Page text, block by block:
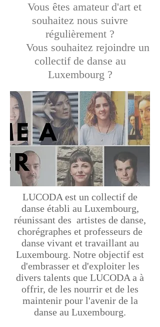
Vous êtes amateur d'art et
souhaitez nous suivre
régulièrement ?
Vous souhaitez rejoindre un
collectif de danse au
Luxembourg ?
LUCODA est un collectif de
danse établi au Luxembourg,
réunissant des artistes de danse,
chorégraphes et professeurs de
danse vivant et travaillant au
Luxembourg. Notre objectif est
d'embrasser et d'exploiter les
divers talents que LUCODA a à
offrir, de les nourrir et de les
maintenir pour l'avenir de la
danse au Luxembourg.